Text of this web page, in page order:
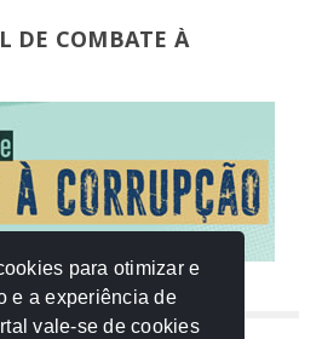
DE COMBATE À
para otimizar e
e a experiência de
vale-se de cookies